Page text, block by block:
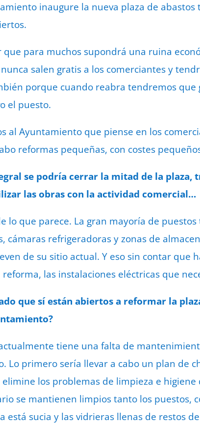
inaugure la nueva plaza de
que para muchos supondrá una ruina
salen gratis a los comerciantes y
porque cuando reabra tendremos que
el puesto.
al Ayuntamiento que piense en los
reformas pequeñas, con costes
se podría cerrar la mitad de la plaza,
las obras con la actividad comercial…
lo que parece. La gran mayoría de
cámaras refrigeradoras y zonas de
de su sitio actual. Y eso sin contar que
reforma, las instalaciones eléctricas que
que sí están abiertos a reformar la
tiene una falta de
Lo primero sería llevar a cabo un plan de
los problemas de limpieza e
se mantienen limpios tanto los puestos,
está sucia y las vidrieras llenas de restos